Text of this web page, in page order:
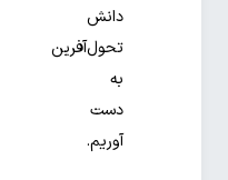
دانش
تحول‌آفرین
به
دست
آوریم.